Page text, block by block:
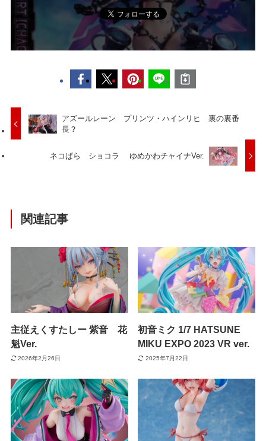
アズールレーン プリンツ・ハインリヒ 裏の裏番
長？
ネコぱら ショコラ ゆめかわチャイナVer.
関連記事
主従えくすたしー 紫音 花
魁Ver.
2026年2月26日
初音ミク 1/7 HATSUNE
MIKU EXPO 2023 VR ver.
2025年7月22日